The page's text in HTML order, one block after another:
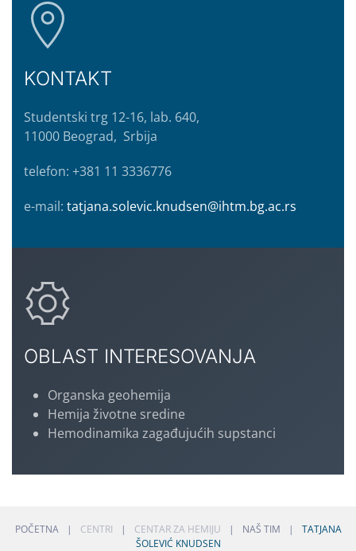
KONTAKT
Studentski trg 12-16, lab. 640,
11000 Beograd, Srbija
telefon: +381 11 3336776
e-mail: tatjana.solevic.knudsen@ihtm.bg.ac.rs
OBLAST INTERESOVANJA
Organska geohemija
Hemija životne sredine
Hemodinamika zagađujućih supstanci
POČETNA CENTRI CENTAR ZA HEMIJU NAŠ TIM
TATJANA
ŠOLEVIĆ KNUDSEN